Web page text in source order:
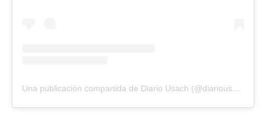
Una publicación compartida de Diario Usach (@diariousach)